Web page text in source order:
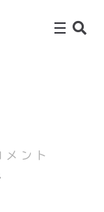
ント